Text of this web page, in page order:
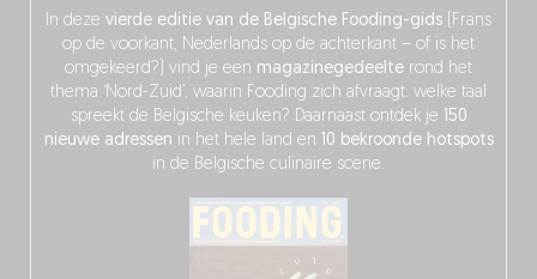
In deze vierde editie van de Belgische Fooding-gids (Frans
op de voorkant, Nederlands op de achterkant – of is het
omgekeerd?) vind je een magazinegedeelte rond het
thema ‘Nord-Zuid’, waarin Fooding zich afvraagt: welke taal
spreekt de Belgische keuken? Daarnaast ontdek je 150
nieuwe adressen in het hele land en 10 bekroonde hotspots
in de Belgische culinaire scene.